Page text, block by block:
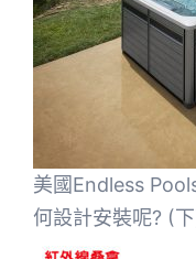
美國Endless
何設計安裝呢? (